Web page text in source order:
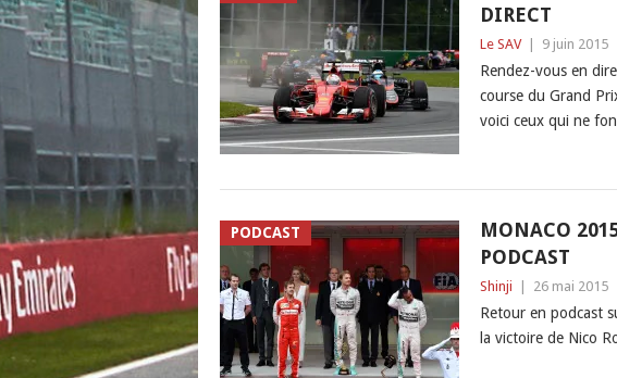
DIRECT
Le SAV 9 juin 2015
Rendez-vous en
course du Grand
voici ceux qui ne
PODCAST
MONACO
PODCAST
Shinji 26 mai 2015
Retour en podcast
la victoire de Nico